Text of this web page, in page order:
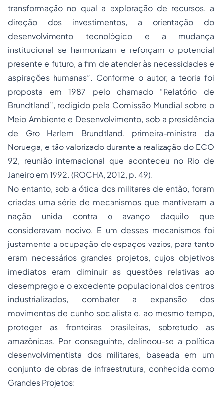
transformação no qual a exploração de recursos, a
direção dos investimentos, a orientação do
desenvolvimento tecnológico e a mudança
institucional se harmonizam e reforçam o potencial
presente e futuro, a fim de atender às necessidades e
aspirações humanas”. Conforme o autor, a teoria foi
proposta em 1987 pelo chamado “Relatório de
Brundtland”, redigido pela Comissão Mundial sobre o
Meio Ambiente e Desenvolvimento, sob a presidência
de Gro Harlem Brundtland, primeira-ministra da
Noruega, e tão valorizado durante a realização do ECO
92, reunião internacional que aconteceu no Rio de
Janeiro em 1992. (ROCHA, 2012, p. 49).
No entanto, sob a ótica dos militares de então, foram
criadas uma série de mecanismos que mantiveram a
nação unida contra o avanço daquilo que
consideravam nocivo. E um desses mecanismos foi
justamente a ocupação de espaços vazios, para tanto
eram necessários grandes projetos, cujos objetivos
imediatos eram diminuir as questões relativas ao
desemprego e o excedente populacional dos centros
industrializados, combater a expansão dos
movimentos de cunho socialista e, ao mesmo tempo,
proteger as fronteiras brasileiras, sobretudo as
amazônicas. Por conseguinte, delineou-se a política
desenvolvimentista dos militares, baseada em um
conjunto de obras de infraestrutura, conhecida como
GrandesProjetos: